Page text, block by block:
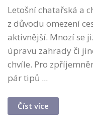
Letošní chatařská a
z důvodu omezení
aktivnější. Mnozí se
úpravu zahrady či
chvíle. Pro
pár tipů ...
Číst více